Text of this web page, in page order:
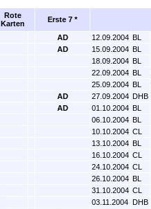
Rote
Karten
Erste 7 *
AD 12.09.2004 BL
AD 15.09.2004 BL
18.09.2004 BL
22.09.2004 BL
25.09.2004 BL
AD 27.09.2004 DHB
AD 01.10.2004 BL
06.10.2004 BL
10.10.2004 CL
13.10.2004 BL
16.10.2004 CL
24.10.2004 CL
26.10.2004 BL
31.10.2004 CL
03.11.2004 DHB